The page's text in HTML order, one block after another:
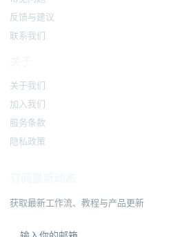
反馈与建议
联系我们
关于我们
加入我们
服务条款
隐私政策
获取最新工作流、教程与产品更新